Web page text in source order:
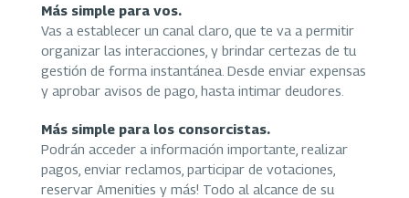
Más simple para vos.
Vas a establecer un canal claro, que te va a permitir
organizar las interacciones, y brindar certezas de tu
gestión de forma instantánea. Desde enviar expensas
y aprobar avisos de pago, hasta intimar deudores.
Más simple para los consorcistas.
Podrán acceder a información importante, realizar
pagos, enviar reclamos, participar de votaciones,
reservar Amenities y más! Todo al alcance de su